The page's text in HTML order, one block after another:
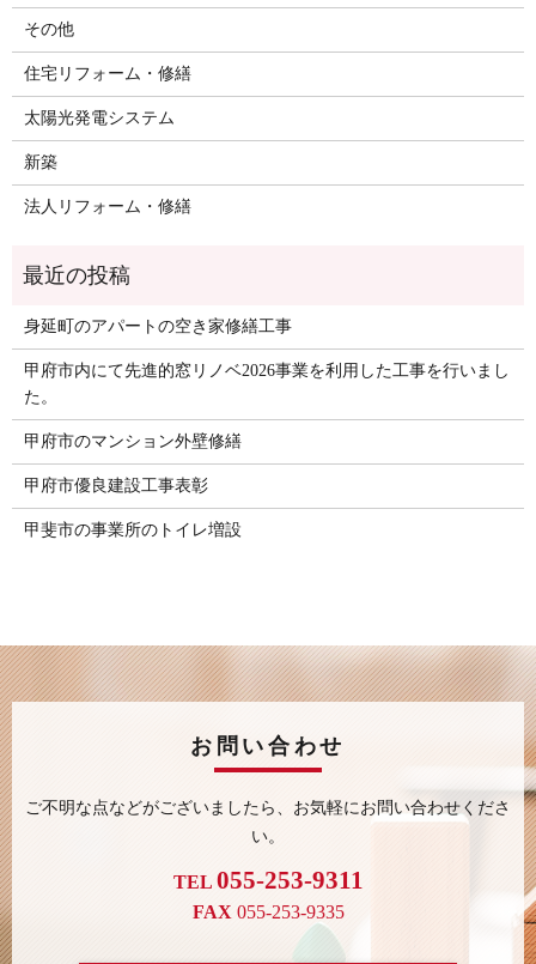
その他
住宅リフォーム・修繕
太陽光発電システム
新築
法人リフォーム・修繕
身延町のアパートの空き家修繕工事
甲府市内にて先進的窓リノベ2026事業を利用した工事を行いまし
た。
甲府市のマンション外壁修繕
甲府市優良建設工事表彰
甲斐市の事業所のトイレ増設
お問い合わせ
ご不明な点などがございましたら、 お気軽にお問い合わせくださ
い。
TEL 055-253-9311
FAX 055-253-9335